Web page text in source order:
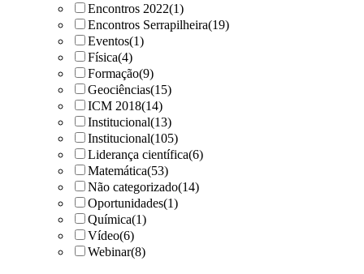
Encontros 2022(1)
Encontros Serrapilheira(19)
Eventos(1)
Física(4)
Formação(9)
Geociências(15)
ICM 2018(14)
Institucional(13)
Institucional(105)
Liderança científica(6)
Matemática(53)
Não categorizado(14)
Oportunidades(1)
Química(1)
Vídeo(6)
Webinar(8)